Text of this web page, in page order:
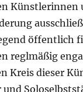
Künstlerinnen
öffentlich
reglmäßig
Kreis dieser